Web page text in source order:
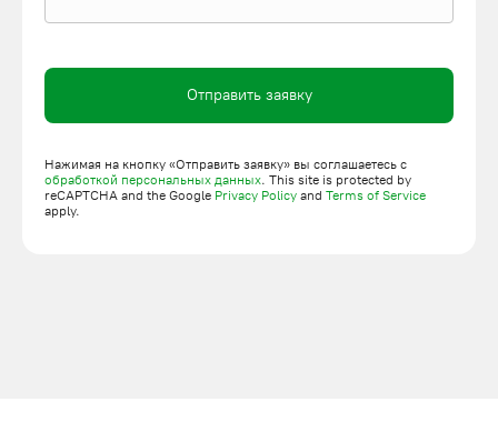
Отправить заявку
Нажимая на кнопку «Отправить заявку» вы соглашаетесь с
обработкой персональных данных. This site is protected by
reCAPTCHA and the Google Privacy Policy and Terms of Service
apply.